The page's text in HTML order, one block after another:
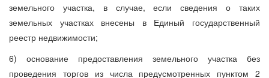
земельного участка, в случае, если сведения о таких
земельных участках внесены в Единый государственный
реестр недвижимости;
6) основание предоставления земельного участка без
проведения торгов из числа предусмотренных пунктом 2